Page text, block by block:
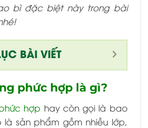
bì đặc biệt này trong bài
BÀI VIẾT
phức hợp là gì?
hợp hay còn gọi là bao
là sản phẩm gồm nhiều lớp,